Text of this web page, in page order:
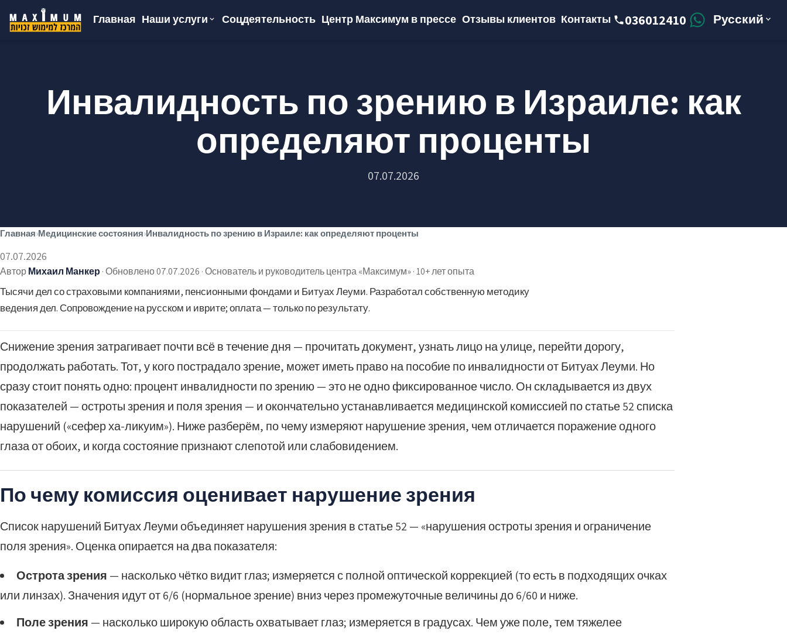
Главная Наши услуги Соцдеятельность Центр Максимум в прессе Отзывы клиентов Контакты 036012410 Русский
Инвалидность по зрению в Израиле: как
определяют проценты
07.07.2026
Главная›Медицинские состояния›Инвалидность по зрению в Израиле: как определяют проценты
07.07.2026
АвторМихаил Манкер ·Обновлено 07.07.2026 ·Основатель и руководитель центра «Максимум» · 10+ лет опыта
Тысячи дел со страховыми компаниями, пенсионными фондами и Битуах Леуми. Разработал собственную методику
ведения дел. Сопровождение на русском и иврите; оплата — только по результату.
Снижение зрения затрагивает почти всё в течение дня — прочитать документ, узнать лицо на улице, перейти дорогу,
продолжать работать. Тот, у кого пострадало зрение, может иметь право на пособие по инвалидности от Битуах Леуми. Но
сразу стоит понять одно: процент инвалидности по зрению — это не одно фиксированное число. Он складывается из двух
показателей — остроты зрения и поля зрения — и окончательно устанавливается медицинской комиссией по статье 52 списка
нарушений («сефер ха-ликуим»). Ниже разберём, по чему измеряют нарушение зрения, чем отличается поражение одного
глаза от обоих, и когда состояние признают слепотой или слабовидением.
По чему комиссия оценивает нарушение зрения
Список нарушений Битуах Леуми объединяет нарушения зрения в статье 52 — «нарушения остроты зрения и ограничение
поля зрения». Оценка опирается на два показателя:
Острота зрения — насколько чётко видит глаз; измеряется с полной оптической коррекцией (то есть в подходящих очках
или линзах). Значения идут от 6/6 (нормальное зрение) вниз через промежуточные величины до 6/60 и ниже.
Поле зрения — насколько широкую область охватывает глаз; измеряется в градусах. Чем уже поле, тем тяжелее